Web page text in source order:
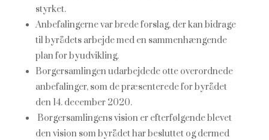
styrket.
Anbefalingerne var brede forslag, der kan bidrage
til byrådets arbejde med en sammenhængende
plan for byudvikling.
Borgersamlingen udarbejdede otte overordnede
anbefalinger, som de præsenterede for byrådet
den 14. december 2020.
Borgersamlingens vision er efterfølgende blevet
den vision som byrådet har besluttet og dermed